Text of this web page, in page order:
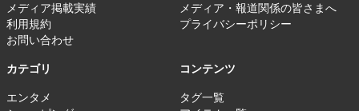
メディア掲載実績
メディア・報道関係の皆さまへ
利用規約
プライバシーポリシー
お問い合わせ
カテゴリ
エンタメ
コンテンツ
タグ一覧